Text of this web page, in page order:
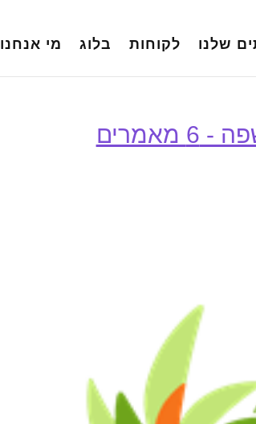
שלנו לקוחות בלוג מי אנחנו